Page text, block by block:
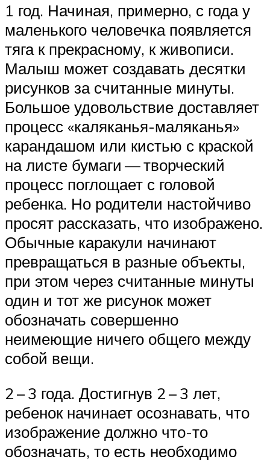
1 год. Начиная, примерно, с года у
маленького человечка появляется
тяга к прекрасному, к живописи.
Малыш может создавать десятки
рисунков за считанные минуты.
Большое удовольствие доставляет
процесс «каляканья-маляканья»
карандашом или кистью с краской
на листе бумаги — творческий
процесс поглощает с головой
ребенка. Но родители настойчиво
просят рассказать, что изображено.
Обычные каракули начинают
превращаться в разные объекты,
при этом через считанные минуты
один и тот же рисунок может
обозначать совершенно
неимеющие ничего общего между
собой вещи.
2 – 3 года. Достигнув 2 – 3 лет,
ребенок начинает осознавать, что
изображение должно что-то
обозначать, то есть необходимо